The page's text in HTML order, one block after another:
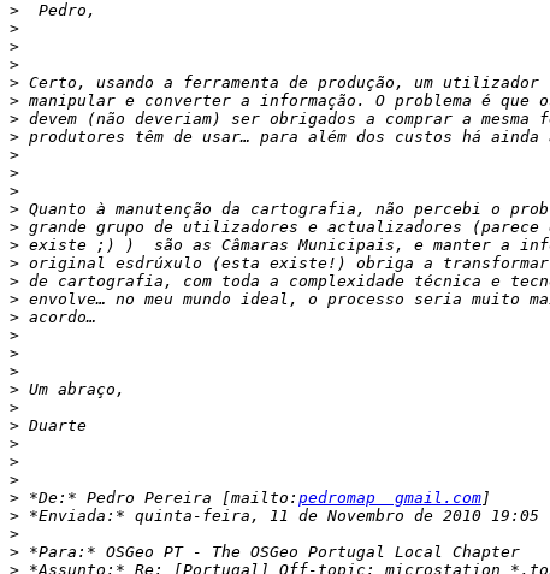
>
>
>
>
>
>
>
>
>
>
>
>
>
>
>
>
>
>
>
>
>
>
>
>
>
>
>
> *De:* Pedro Pereira [mailto: pedromap  gmail.com
>
>
>
>